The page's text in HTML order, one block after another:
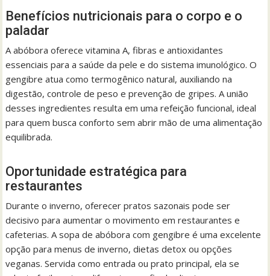
Benefícios nutricionais para o corpo e o
paladar
A abóbora oferece vitamina A, fibras e antioxidantes
essenciais para a saúde da pele e do sistema imunológico. O
gengibre atua como termogênico natural, auxiliando na
digestão, controle de peso e prevenção de gripes. A união
desses ingredientes resulta em uma refeição funcional, ideal
para quem busca conforto sem abrir mão de uma alimentação
equilibrada.
Oportunidade estratégica para
restaurantes
Durante o inverno, oferecer pratos sazonais pode ser
decisivo para aumentar o movimento em restaurantes e
cafeterias. A sopa de abóbora com gengibre é uma excelente
opção para menus de inverno, dietas detox ou opções
veganas. Servida como entrada ou prato principal, ela se